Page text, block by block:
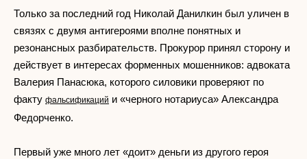
Только за последний год Николай Данилкин был уличен в
связях с двумя антигероями вполне понятных и
резонансных разбирательств. Прокурор принял сторону и
действует в интересах форменных мошенников: адвоката
Валерия Панасюка, которого силовики проверяют по
факту фальсификаций и «черного нотариуса» Александра
Федорченко.
Первый уже много лет «доит» деньги из другого героя